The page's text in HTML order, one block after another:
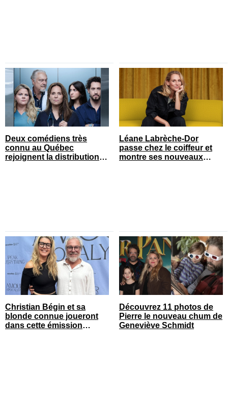
Deux comédiens très
connu au Québec
rejoignent la distribution
Léane Labrèche-Dor
passe chez le coiffeur et
montre ses nouveaux
Christian Bégin et sa
blonde connue joueront
dans cette émission
Découvrez 11 photos de
Pierre le nouveau chum de
Geneviève Schmidt